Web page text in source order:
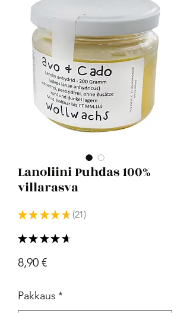
Lanoliini Puhdas 100%
villarasva
★ ★ ★ ★ ★ 21
21
★ ★ ★ ★ ★
8,90 €Hinta
Pakkaus *